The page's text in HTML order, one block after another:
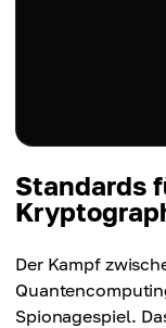
Standards
Der Kampf
Spionagespiel.